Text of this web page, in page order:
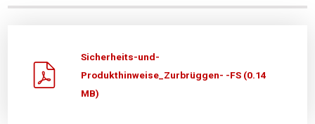
Sicherheits-und-
Produkthinweise_Zurbrüggen- -FS (0.14
MB)